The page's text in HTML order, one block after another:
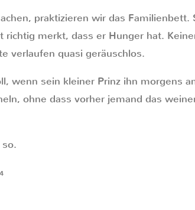
praktizieren wir das Familienbett.
richtig merkt, dass er Hunger hat.
verlaufen quasi geräuschlos.
wenn sein kleiner Prinz ihn morgens
ohne dass vorher jemand das